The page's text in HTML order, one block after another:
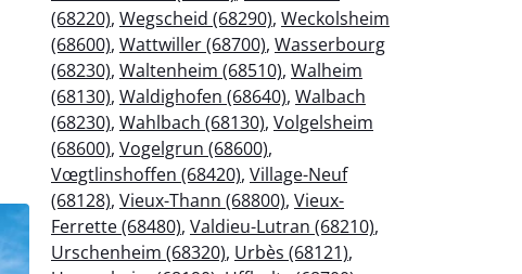
(68220), Wegscheid (68290), Weckolsheim
(68600), Wattwiller (68700), Wasserbourg
(68230), Waltenheim (68510), Walheim
(68130), Waldighofen (68640), Walbach
(68230), Wahlbach (68130), Volgelsheim
(68600), Vogelgrun (68600),
Vœgtlinshoffen (68420), Village-Neuf
(68128), Vieux-Thann (68800), Vieux-
Ferrette (68480), Valdieu-Lutran (68210),
Urschenheim (68320), Urbès (68121),